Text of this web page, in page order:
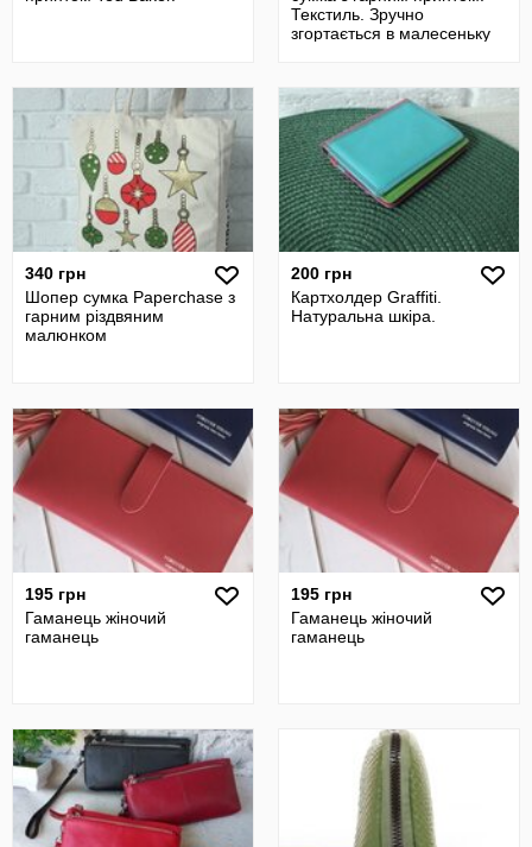
Текстиль. Зручно
згортається в малесеньку
340 грн
Шопер сумка Paperchase з
гарним різдвяним
малюнком
200 грн
Картхолдер Graffiti.
Натуральна шкіра.
195 грн
Гаманець жіночий
гаманець
195 грн
Гаманець жіночий
гаманець